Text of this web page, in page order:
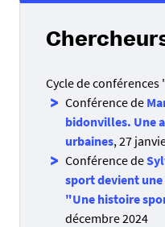
Cycle de conférences
Conférence de
bidonvilles. Une
urbaines, 27
Conférence de
sport devient
"Une histoire
décembre 2024